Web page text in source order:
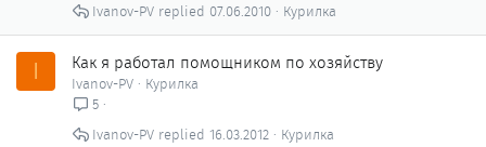
Курилка
07.06.2010
Ivanov-PV
I Как я работал помощником по хозяйству
Ivanov-PV
Курилка
5
Курилка
16.03.2012
Ivanov-PV